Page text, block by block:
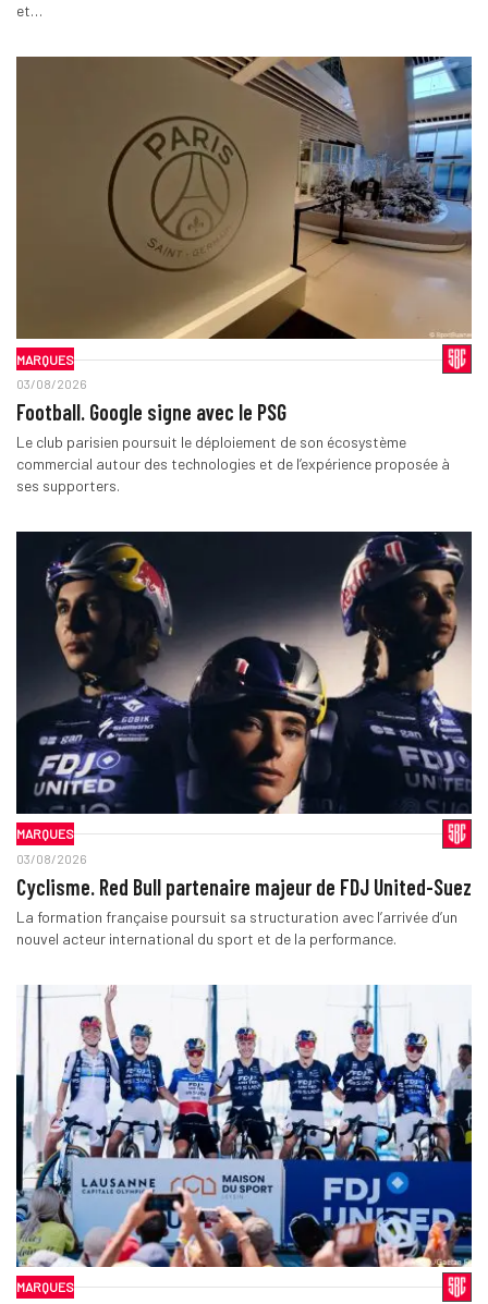
et…
MARQUES
03/08/2026
Football. Google signe avec le PSG
Le club parisien poursuit le déploiement de son écosystème
commercial autour des technologies et de l’expérience proposée à
ses supporters.
MARQUES
03/08/2026
Cyclisme. Red Bull partenaire majeur de FDJ United-Suez
La formation française poursuit sa structuration avec l’arrivée d’un
nouvel acteur international du sport et de la performance.
MARQUES